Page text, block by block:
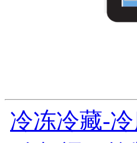
冷冻冷藏-